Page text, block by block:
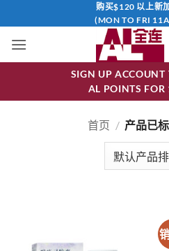
到
容
购买$120 以上新
(MON TO FRI
SIGN UP ACCOUNT
AL POINTS FOR
首页 / 产品已